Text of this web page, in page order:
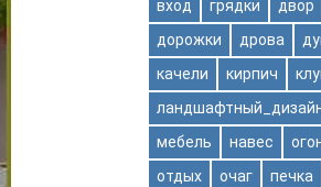
вход грядки двор
дорожки
дрова
качели
кирпич
мебель
навес
отдых
очаг печка